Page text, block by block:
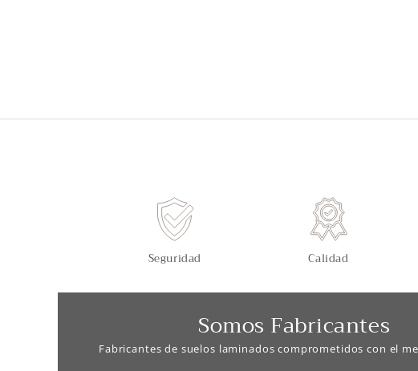
Seguridad Calidad
Somos Fabricantes
Fabricantes de suelos laminados comprometidos con el